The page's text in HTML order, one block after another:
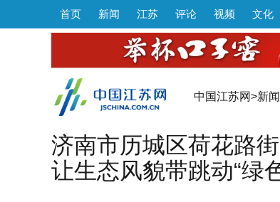
首页 新闻 江苏 评论 视频 文化
中国江苏网>新闻
济南市历城区荷花路
让生态风貌带跳动“绿